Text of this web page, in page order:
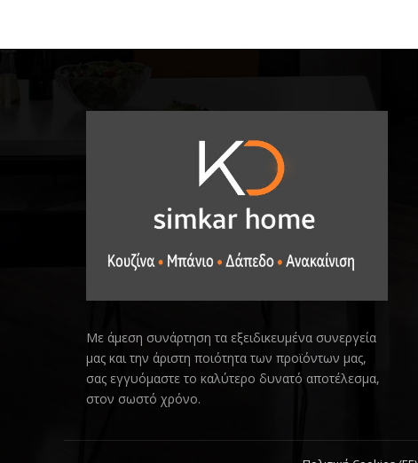
Με άμεση συνάρτηση τα εξειδικευμένα συνεργεία
μας και την άριστη ποιότητα των προϊόντων μας,
σας εγγυόμαστε το καλύτερο δυνατό αποτέλεσμα,
στον σωστό χρόνο.